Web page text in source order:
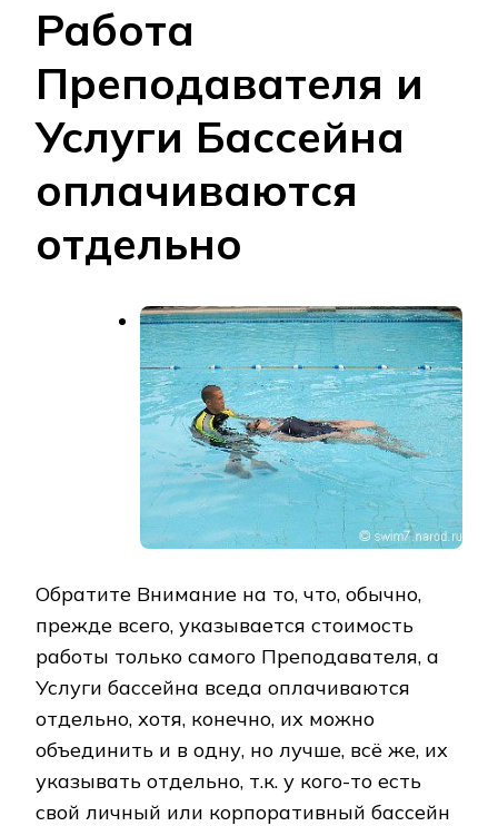
Работа
Преподавателя и
Услуги Бассейна
оплачиваются
отдельно
Обратите Внимание на то, что, обычно,
прежде всего, указывается стоимость
работы только самого Преподавателя, а
Услуги бассейна вседа оплачиваются
отдельно, хотя, конечно, их можно
объединить и в одну, но лучше, всё же, их
указывать отдельно, т.к. у кого-то есть
свой личный или корпоративный бассейн